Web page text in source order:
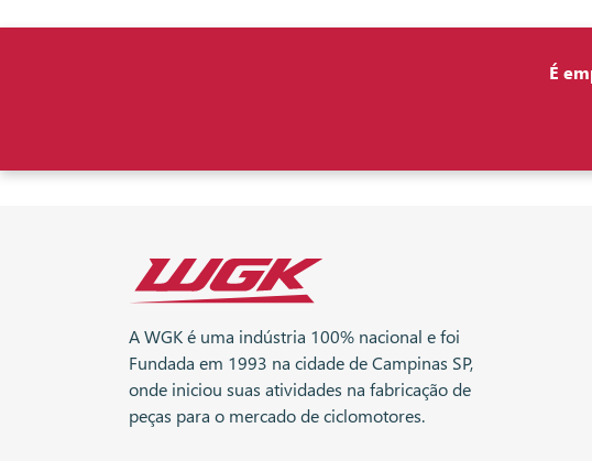
É
A WGK é uma indústria 100% nacional e foi
Fundada em 1993 na cidade de Campinas SP,
onde iniciou suas atividades na fabricação de
peças para o mercado de ciclomotores.